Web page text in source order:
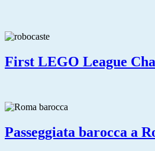
First LEGO League
Passeggiata barocca a